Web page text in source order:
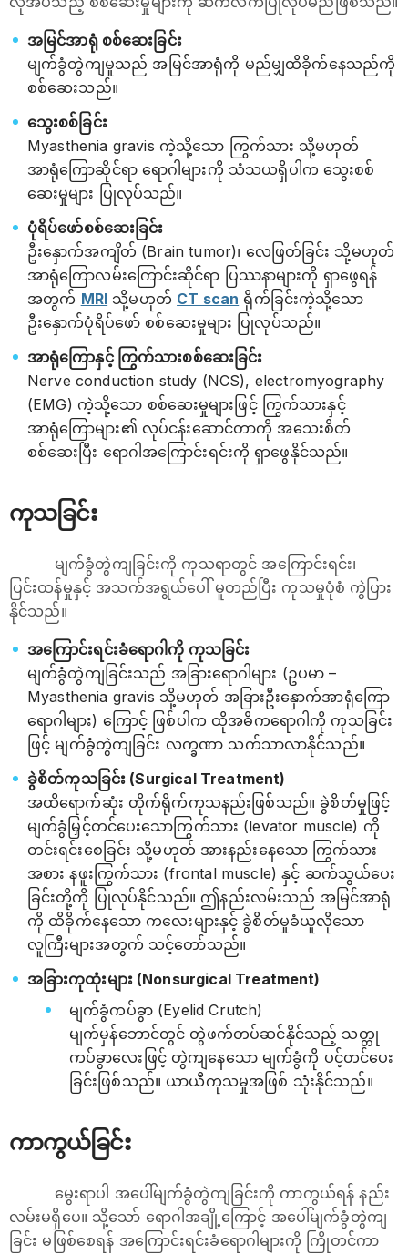
အမြင်အာရုံ စစ်ဆေးခြင်း
မျက်ခွံတွဲကျမှုသည် အမြင်အာရုံကို မည်မျှထိခိုက်နေသည်ကို
စစ်ဆေးသည်။
သွေးစစ်ခြင်း
Myasthenia gravis ကဲ့သို့သော ကြွက်သား သို့မဟုတ်
အာရုံကြောဆိုင်ရာ ရောဂါများကို သံသယရှိပါက သွေးစစ်
ဆေးမှုများ ပြုလုပ်သည်။
ပုံရိပ်ဖော်စစ်ဆေးခြင်း
ဦးနှောက်အကျိတ် (Brain tumor)၊ လေဖြတ်ခြင်း သို့မဟုတ်
အာရုံကြောလမ်းကြောင်းဆိုင်ရာ ပြဿနာများကို ရှာဖွေရန်
အတွက် MRI သို့မဟုတ် CT scan ရိုက်ခြင်းကဲ့သို့သော
ဦးနှောက်ပုံရိပ်ဖော် စစ်ဆေးမှုများ ပြုလုပ်သည်။
အာရုံကြောနှင့် ကြွက်သားစစ်ဆေးခြင်း
Nerve conduction study (NCS), electromyography
(EMG) ကဲ့သို့သော စစ်ဆေးမှုများဖြင့် ကြွက်သားနှင့်
အာရုံကြောများ၏ လုပ်ငန်းဆောင်တာကို အသေးစိတ်
စစ်ဆေးပြီး ရောဂါအကြောင်းရင်းကို ရှာဖွေနိုင်သည်။
ကုသခြင်း
မျက်ခွံတွဲကျခြင်းကို ကုသရာတွင် အကြောင်းရင်း၊
ပြင်းထန်မှုနှင့် အသက်အရွယ်ပေါ် မူတည်ပြီး ကုသမှုပုံစံ ကွဲပြား
နိုင်သည်။
အကြောင်းရင်းခံရောဂါကို ကုသခြင်း
မျက်ခွံတွဲကျခြင်းသည် အခြားရောဂါများ (ဥပမာ –
Myasthenia gravis သို့မဟုတ် အခြားဦးနှောက်အာရုံကြော
ရောဂါများ) ကြောင့် ဖြစ်ပါက ထိုအဓိကရောဂါကို ကုသခြင်း
ဖြင့် မျက်ခွံတွဲကျခြင်း လက္ခဏာ သက်သာလာနိုင်သည်။
ခွဲစိတ်ကုသခြင်း (Surgical Treatment)
အထိရောက်ဆုံး တိုက်ရိုက်ကုသနည်းဖြစ်သည်။ ခွဲစိတ်မှုဖြင့်
မျက်ခွံမြှင့်တင်ပေးသောကြွက်သား (levator muscle) ကို
တင်းရင်းစေခြင်း သို့မဟုတ် အားနည်းနေသော ကြွက်သား
အစား နဖူးကြွက်သား (frontal muscle) နှင့် ဆက်သွယ်ပေး
ခြင်းတို့ကို ပြုလုပ်နိုင်သည်။ ဤနည်းလမ်းသည် အမြင်အာရုံ
ကို ထိခိုက်နေသော ကလေးများနှင့် ခွဲစိတ်မှုခံယူလိုသော
လူကြီးများအတွက် သင့်တော်သည်။
အခြားကုထုံးများ (Nonsurgical Treatment)
မျက်ခွံကပ်ခွာ (Eyelid Crutch)
မျက်မှန်ဘောင်တွင် တွဲဖက်တပ်ဆင်နိုင်သည့် သတ္တု
ကပ်ခွာလေးဖြင့် တွဲကျနေသော မျက်ခွံကို ပင့်တင်ပေး
ခြင်းဖြစ်သည်။ ယာယီကုသမှုအဖြစ် သုံးနိုင်သည်။
ကာကွယ်ခြင်း
မွေးရာပါ အပေါ်မျက်ခွံတွဲကျခြင်းကို ကာကွယ်ရန် နည်း
လမ်းမရှိပေ။ သို့သော် ရောဂါအချို့ကြောင့် အပေါ်မျက်ခွံတွဲကျ
ခြင်း မဖြစ်စေရန် အကြောင်းရင်းခံရောဂါများကို ကြိုတင်ကာ